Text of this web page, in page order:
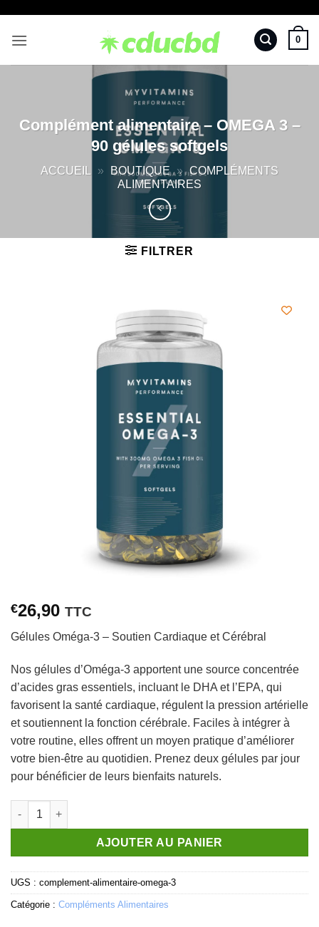
contenu
0
Complément alimentaire – OMEGA 3 –
90 gélules softgels
ACCUEIL » BOUTIQUE » COMPLÉMENTS
ALIMENTAIRES
FILTRER
€26,90 TTC
Gélules Oméga-3 – Soutien Cardiaque et Cérébral
Nos gélules d’Oméga-3 apportent une source concentrée
d’acides gras essentiels, incluant le DHA et l’EPA, qui
favorisent la santé cardiaque, régulent la pression artérielle
et soutiennent la fonction cérébrale. Faciles à intégrer à
votre routine, elles offrent un moyen pratique d’améliorer
votre bien-être au quotidien. Prenez deux gélules par jour
pour bénéficier de leurs bienfaits naturels.
quantité de Complément alimentaire - OMEGA 3 - 90 gélules
AJOUTER AU PANIER
UGS : complement-alimentaire-omega-3
Catégorie : Compléments Alimentaires